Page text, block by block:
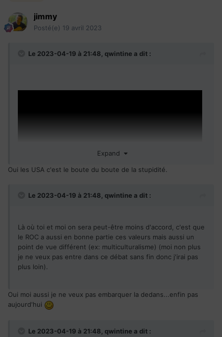
jimmy
Posté(e) 19 avril 2023
Le 2023-04-19 à 21:48, qwintine a dit :
Expand
Oui les USA c'est le boute du boute de la stupidité.
Le 2023-04-19 à 21:48, qwintine a dit :
Là où toi et moi on sera peut-être moins d'accord, c'est que
le ROC a aussi en bonne partie ces valeurs mais aussi un
point de vue différent (ex: multiculturalisme) (moi non plus
je ne veux pas entre dans ce débat sans fin donc j'irai pas
plus loin).
Oui moi aussi je ne veux pas embarquer la dedans...enfin pas
aujourd'hui
Le 2023-04-19 à 21:48, qwintine a dit :